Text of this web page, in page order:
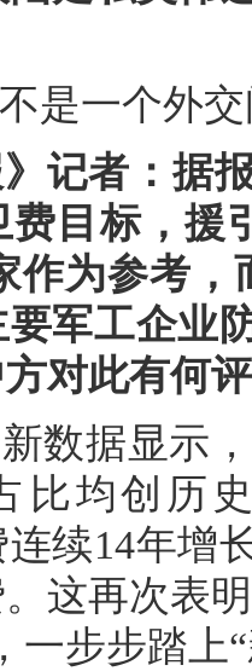
是一个外
》记者：据
目标，援
作为参考
要军工企业
对此有何
数据显示
比均创历
连续14年增
这再次表
一步步踏上